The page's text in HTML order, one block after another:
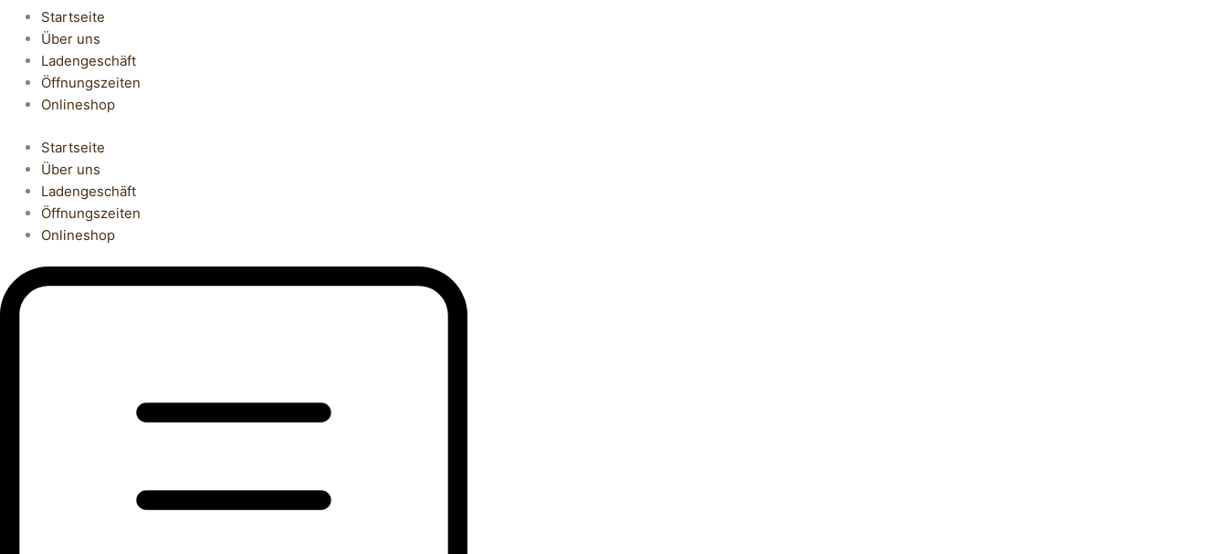
Startseite
Über uns
Ladengeschäft
Öffnungszeiten
Onlineshop
Startseite
Über uns
Ladengeschäft
Öffnungszeiten
Onlineshop